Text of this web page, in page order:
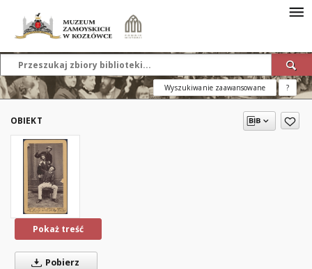
Wyszukiwanie zaawansowane ?
OBIEKT
Pokaż treść
Pobierz